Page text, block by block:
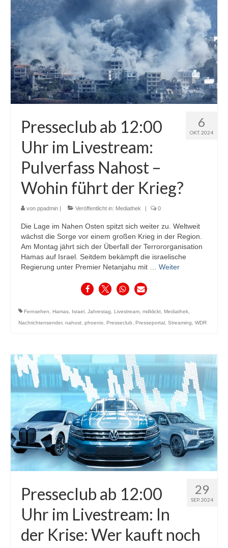
6
OKT. 2024
Presseclub ab 12:00
Uhr im Livestream:
Pulverfass Nahost –
Wohin führt der Krieg?
von ppadmin Veröffentlicht in: Mediathek 0
Die Lage im Nahen Osten spitzt sich weiter zu. Weltweit
wächst die Sorge vor einem großen Krieg in der Region.
Am Montag jährt sich der Überfall der Terrororganisation
Hamas auf Israel. Seitdem bekämpft die israelische
Regierung unter Premier Netanjahu mit … Weiter
Fernsehen, Hamas, Israel, Jahrestag, Livestream, mdklickt, Mediathek,
Nachrichtensender, nahost, phoenix, Presseclub, Presseportal, Streaming, WDR
29
SEP. 2024
Presseclub ab 12:00
Uhr im Livestream: In
der Krise: Wer kauft noch